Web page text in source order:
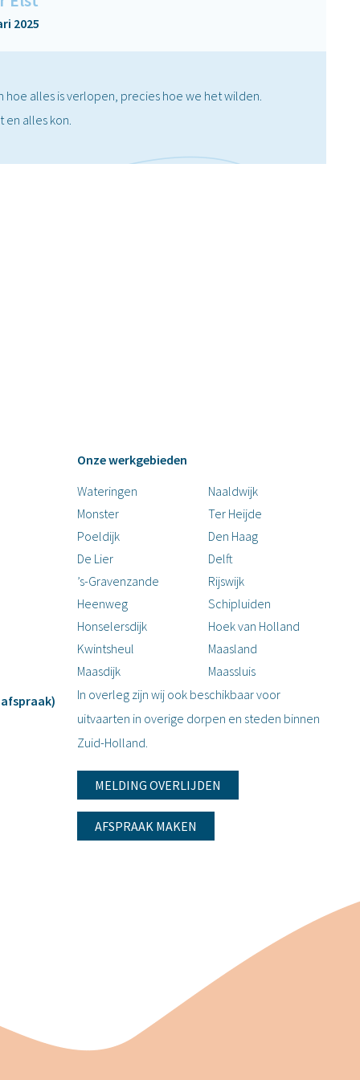
2025
hoe alles is verlopen, precies hoe we het wilden.
en alles kon.
Onze werkgebieden
Wateringen
Monster
Poeldijk
De Lier
’s-Gravenzande
Heenweg
Honselersdijk
Kwintsheul
Maasdijk
Naaldwijk
Ter Heijde
Den Haag
Delft
Rijswijk
Schipluiden
Hoek van Holland
Maasland
Maassluis
In overleg zijn wij ook beschikbaar voor
uitvaarten in overige dorpen en steden binnen
Zuid-Holland.
MELDING OVERLIJDEN
AFSPRAAK MAKEN